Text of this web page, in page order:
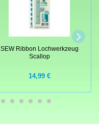
SEW Ribbon Lochwerkzeug
Scallop
14,99 €